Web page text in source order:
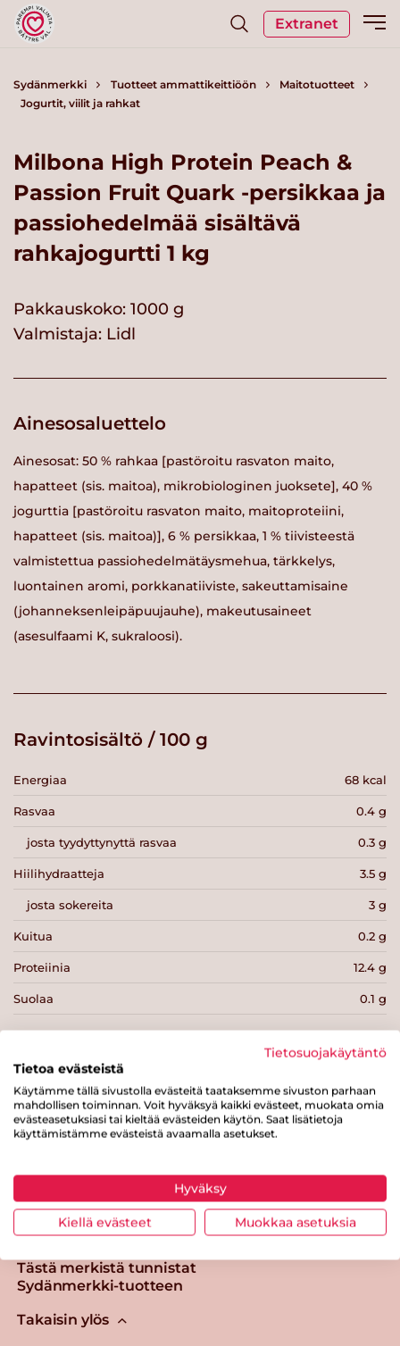
Extranet
Sydänmerkki Tuotteet ammattikeittiöön
Maitotuotteet
Jogurtit, viilit ja rahkat
Milbona High Protein Peach &
Passion Fruit Quark -persikkaa ja
passiohedelmää sisältävä
rahkajogurtti 1 kg
Pakkauskoko: 1000 g
Valmistaja: Lidl
Ainesosaluettelo
Ainesosat: 50 % rahkaa [pastöroitu rasvaton maito,
hapatteet (sis. maitoa), mikrobiologinen juoksete], 40 %
jogurttia [pastöroitu rasvaton maito, maitoproteiini,
hapatteet (sis. maitoa)], 6 % persikkaa, 1 % tiivisteestä
valmistettua passiohedelmätäysmehua, tärkkelys,
luontainen aromi, porkkanatiiviste, sakeuttamisaine
(johanneksenleipäpuujauhe), makeutusaineet
(asesulfaami K, sukraloosi).
Ravintosisältö / 100 g
Energiaa 68 kcal
Rasvaa 0.4 g
josta tyydyttynyttä rasvaa 0.3 g
Hiilihydraatteja 3.5 g
josta sokereita 3 g
Kuitua 0.2 g
Proteiinia 12.4 g
Suolaa 0.1 g
Tulosta sivu Jaa tuote
Tästä merkistä tunnistat
Sydänmerkki-tuotteen
Takaisin ylös
Tietosuojakäytäntö
Tietoa evästeistä
Käytämme tällä sivustolla evästeitä taataksemme sivuston parhaan
mahdollisen toiminnan. Voit hyväksyä kaikki evästeet, muokata omia
evästeasetuksiasi tai kieltää evästeiden käytön. Saat lisätietoja
käyttämistämme evästeistä avaamalla asetukset.
Hyväksy
Kiellä evästeet Muokkaa asetuksia